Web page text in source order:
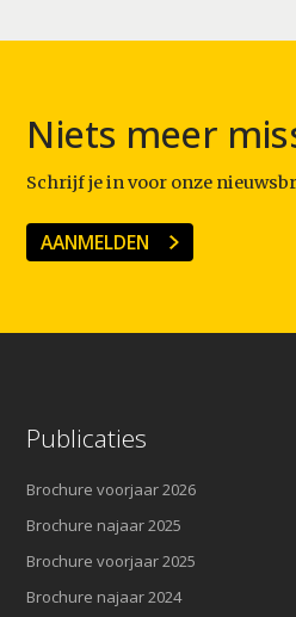
Niets meer
Schrijf je in voor onze
AANMELDEN
Publicaties
Brochure voorjaar 2026
Brochure najaar 2025
Brochure voorjaar 2025
Brochure najaar 2024